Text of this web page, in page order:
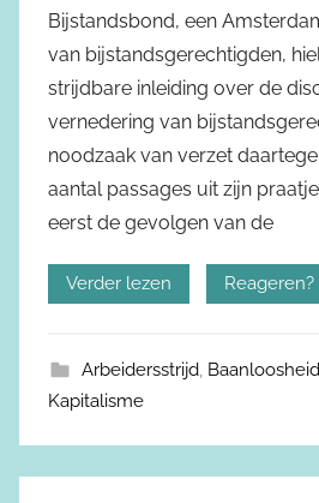
Bijstandsbond, een
van bijstandsgerechtigden,
strijdbare inleiding over de
vernedering van
noodzaak van verzet
aantal passages uit zijn
eerst de gevolgen van de
Verder lezen Reageren?
Arbeidersstrijd, Baanloosheid
Kapitalisme